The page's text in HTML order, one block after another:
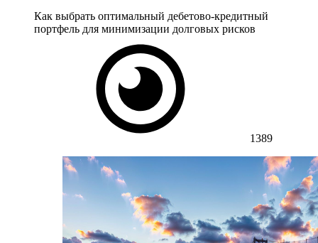
Как выбрать оптимальный дебетово-кредитный
портфель для минимизации долговых рисков
1389